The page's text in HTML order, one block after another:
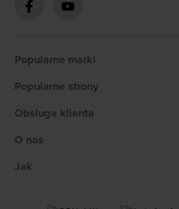
Popularne marki
Popularne strony
Obsluga klienta
O nas
Jak